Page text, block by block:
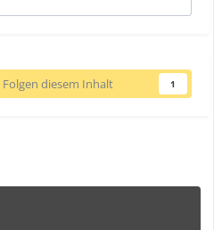
Folgen diesem Inhalt 1